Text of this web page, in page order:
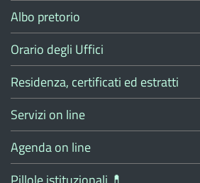
Albo pretorio
Orario degli Uffici
Residenza, certificati ed estratti
Servizi on line
Agenda on line